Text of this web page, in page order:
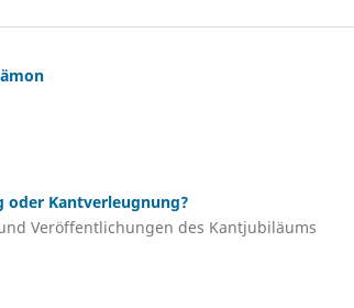
oder Kantverleugnung?
Veröffentlichungen des Kantjubiläums